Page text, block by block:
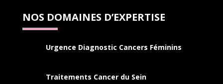
NOS DOMAINES D’EXPERTISE
Urgence Diagnostic Cancers Féminins
Traitements Cancer du Sein